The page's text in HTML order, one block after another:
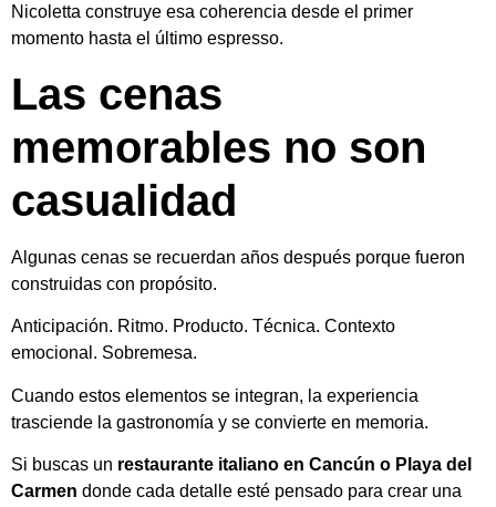
Nicoletta construye esa coherencia desde el primer
momento hasta el último espresso.
Las cenas
memorables no son
casualidad
Algunas cenas se recuerdan años después porque fueron
construidas con propósito.
Anticipación. Ritmo. Producto. Técnica. Contexto
emocional. Sobremesa.
Cuando estos elementos se integran, la experiencia
trasciende la gastronomía y se convierte en memoria.
Si buscas un restaurante italiano en Cancún o Playa del
Carmen donde cada detalle esté pensado para crear una